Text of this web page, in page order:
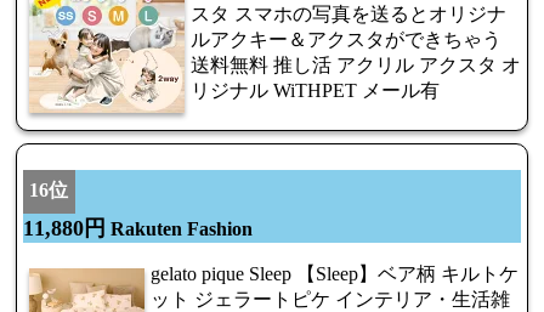
スタ スマホの写真を送るとオリジナ
ルアクキー＆アクスタができちゃう
送料無料 推し活 アクリル アクスタ オ
リジナル WiTHPET メール有
16位
11,880円 Rakuten Fashion
gelato pique Sleep 【Sleep】ベア柄 キルトケ
ット ジェラートピケ インテリア・生活雑